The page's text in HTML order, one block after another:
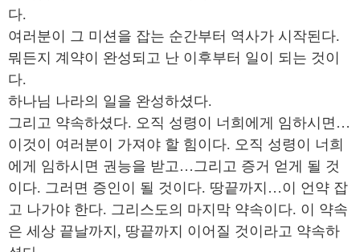
다.
여러분이 그 미션을 잡는 순간부터 역사가 시작된다.
뭐든지 계약이 완성되고 난 이후부터 일이 되는 것이
다.
하나님 나라의 일을 완성하셨다.
그리고 약속하셨다. 오직 성령이 너희에게 임하시면…
이것이 여러분이 가져야 할 힘이다. 오직 성령이 너희
에게 임하시면 권능을 받고…그리고 증거 얻게 될 것
이다. 그러면 증인이 될 것이다. 땅끝까지…이 언약 잡
고 나가야 한다. 그리스도의 마지막 약속이다. 이 약속
은 세상 끝날까지, 땅끝까지 이어질 것이라고 약속하